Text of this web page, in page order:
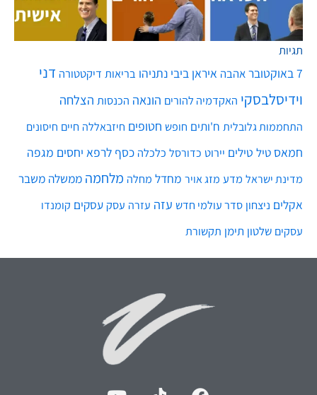
תגיות
7 באוקטובר אהבה איראן ביבי נתניהו בריאות דיקטטורה דני
וידיסלבסקי האקדמיה להורים הונאה הכנסות הצלחה
התחממות גלובלית ח'ותים חופש חטופים חיזבאללה חיים חיסונים
חמאס טיל טילים יירוט כדורסל כלכלה כסף לרפא יחסים מגפה
מדינת ישראל מדע מזג אויר מחדל מחלה מלחמה ממשלה משבר
אקלים ניצחון סדר עולמי חדש עזה עזרה עסק עסקים קומנדו
עסקים שלטון תימן תקשורת